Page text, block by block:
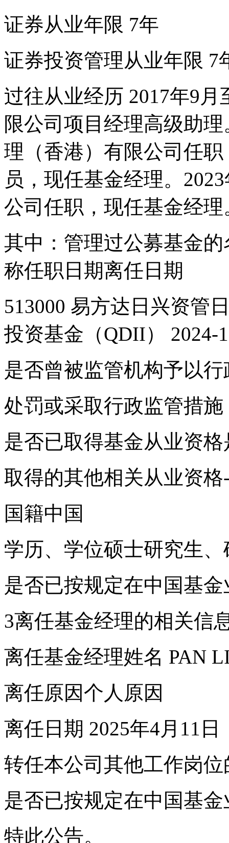
证券从业年限 7年
证券投资管理从业年限 7
过往从业经历 2017年9
限公司项目经理高级助
理（香港）有限公司任
员，现任基金经理。
公司任职，现任基金经理
其中：管理过公募基金
称任职日期离任日期
513000 易方达日兴资管
投资基金（QDII） 2024-
是否曾被监管机构予以行
处罚或采取行政监管措施
是否已取得基金从业资格
取得的其他相关从业资格
国籍中国
学历、学位硕士研究生、
是否已按规定在中国基
3离任基金经理的相关信
离任基金经理姓名 PAN
离任原因个人原因
离任日期 2025年4月11日
转任本公司其他工作岗位
是否已按规定在中国基
特此公告。